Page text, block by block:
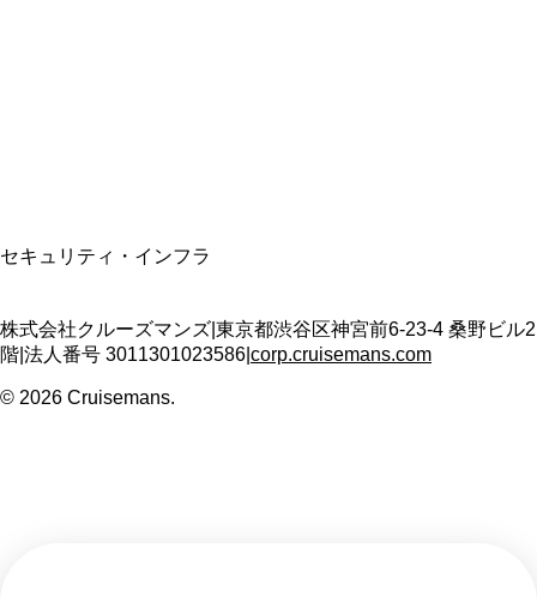
セキュリティ・インフラ
株式会社クルーズマンズ 東京都渋谷区神宮前6-23-4 桑野ビル2
階 法人番号 3011301023586 corp.cruisemans.com
© 2026 Cruisemans.